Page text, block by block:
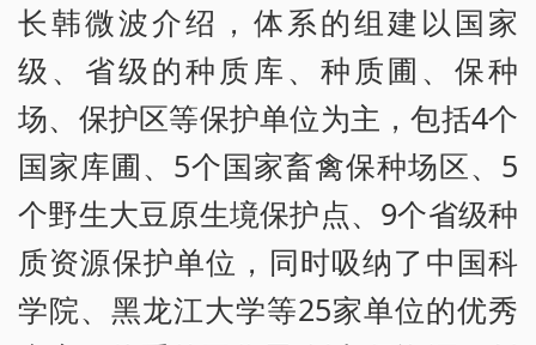
长韩微波介绍，体系的组建以国家
级、省级的种质库、种质圃、保种
场、保护区等保护单位为主，包括4个
国家库圃、5个国家畜禽保种场区、5
个野生大豆原生境保护点、9个省级种
质资源保护单位，同时吸纳了中国科
学院、黑龙江大学等25家单位的优秀